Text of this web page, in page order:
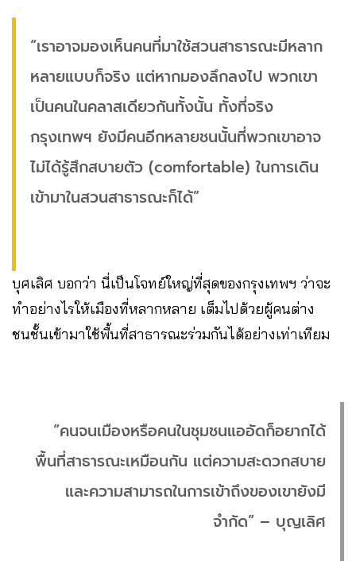
“เราอาจมองเห็นคนที่มาใช้สวนสาธารณะมีหลาก
หลายแบบก็จริง แต่หากมองลึกลงไป พวกเขา
เป็นคนในคลาสเดียวกันทั้งนั้น ทั้งที่จริง
กรุงเทพฯ ยังมีคนอีกหลายชนนั้นที่พวกเขาอาจ
ไม่ได้รู้สึกสบายตัว (comfortable) ในการเดิน
เข้ามาในสวนสาธารณะก็ได้”
บุศเลิศ บอกว่า นี่เป็นโจทย์ใหญ่ที่สุดของกรุงเทพฯ ว่าจะ
ทำอย่างไรให้เมืองที่หลากหลาย เต็มไปด้วยผู้คนต่าง
ชนชั้นเข้ามาใช้พื้นที่สาธารณะร่วมกันได้อย่างเท่าเทียม
“คนจนเมืองหรือคนในชุมชนแออัดก็อยากได้
พื้นที่สาธารณะเหมือนกัน แต่ความสะดวกสบาย
และความสามารถในการเข้าถึงของเขายังมี
จำกัด” – บุญเลิศ